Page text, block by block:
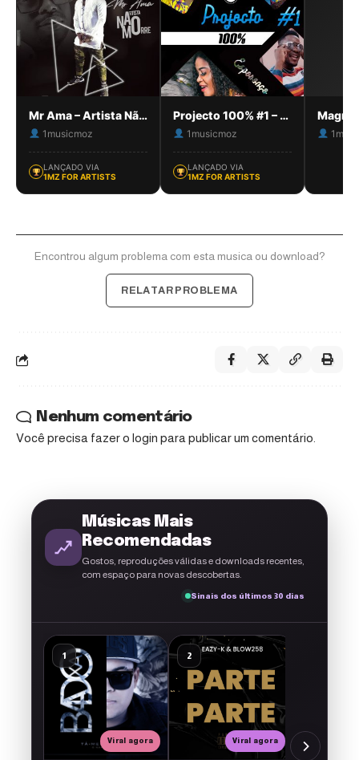
Mr Ama – Artista Não Morre
1musicmoz
LANÇADO VIA
1MZ FOR ARTISTS
Projecto 100% #1 – Esperança (Feat. 3C Chocolate, Xandy Alexandre, John BK, Dama Ija)
1musicmoz
LANÇADO VIA
1MZ FOR ARTISTS
Encontrou algum problema com esta musica ou download?
RELATAR PROBLEMA
Nenhum comentário
Você precisa fazer o login para publicar um comentário.
Músicas Mais
Recomendadas
Gostos, reproduções válidas e downloads recentes,
com espaço para novas descobertas.
Sinais dos últimos 30 dias
1
Viral agora
2
Viral agora